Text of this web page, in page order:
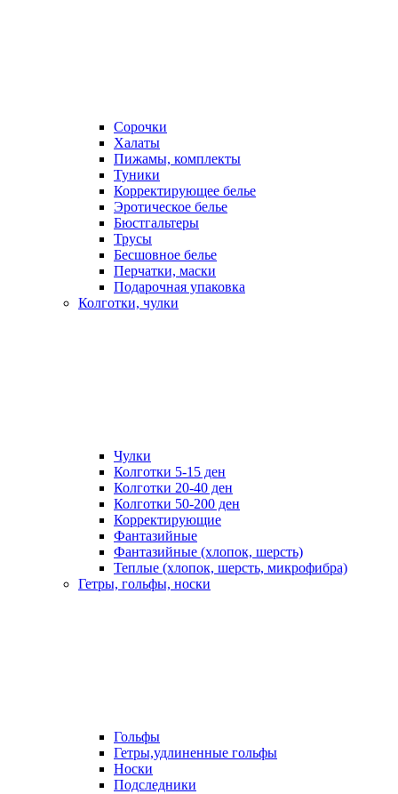
Сорочки
Халаты
Пижамы, комплекты
Туники
Корректирующее белье
Эротическое белье
Бюстгальтеры
Трусы
Бесшовное белье
Перчатки, маски
Подарочная упаковка
Колготки, чулки
Чулки
Колготки 5-15 ден
Колготки 20-40 ден
Колготки 50-200 ден
Корректирующие
Фантазийные
Фантазийные (хлопок, шерсть)
Теплые (хлопок, шерсть, микрофибра)
Гетры, гольфы, носки
Гольфы
Гетры,удлиненные гольфы
Носки
Подследники